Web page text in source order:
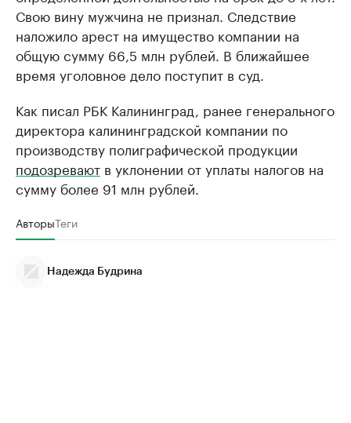
Свою вину мужчина не признал. Следствие
наложило арест на имущество компании на
общую сумму 66,5 млн рублей. В ближайшее
время уголовное дело поступит в суд.
Как писал РБК Калининград, ранее генерального
директора калининградской компании по
производству полиграфической продукции
подозревают в уклонении от уплаты налогов на
сумму более 91 млн рублей.
АвторыТеги
Надежда Будрина